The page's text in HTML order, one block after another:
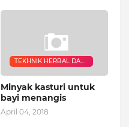
TEKHNIK HERBAL DAN
Minyak kasturi untuk
bayi menangis
April 04, 2018